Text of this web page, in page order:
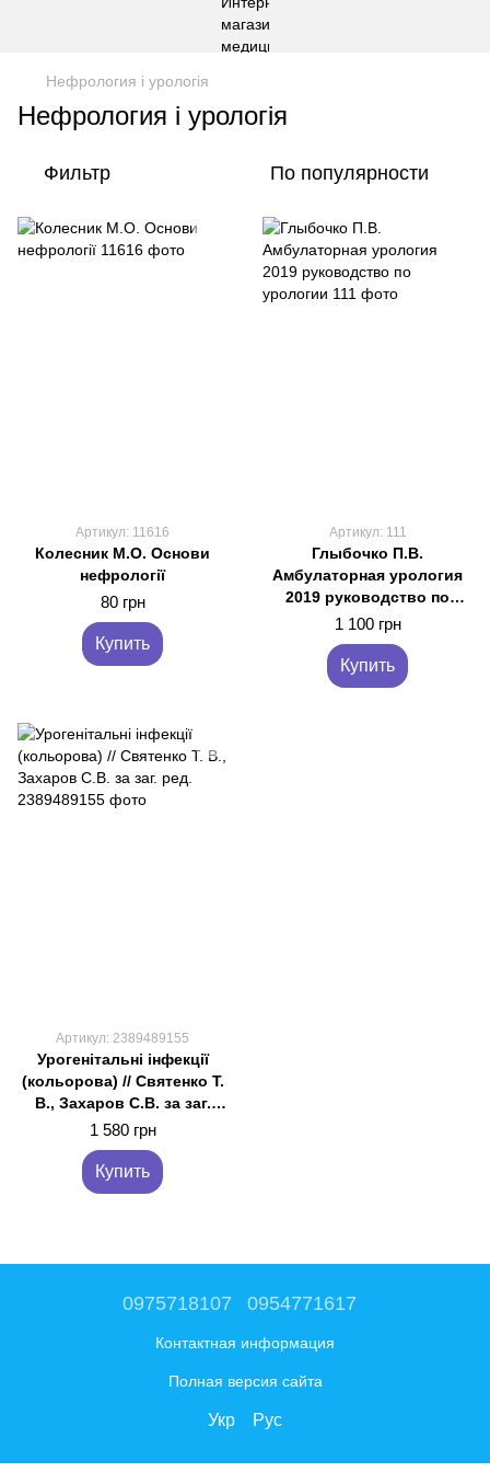
Нефрология і урологія
Нефрология і урологія
Фильтр По популярности
Артикул: 11616
Колесник М.О. Основи
нефрології
80 грн
Купить
Артикул: 111
Глыбочко П.В.
Амбулаторная урология
2019 руководство по
урологии
1 100 грн
Купить
Артикул: 2389489155
Урогенітальні інфекції
(кольорова) // Святенко Т.
В., Захаров С.В. за заг.
ред.
1 580 грн
Купить
0975718107 0954771617
Контактная информация
Полная версия сайта
Укр Рус